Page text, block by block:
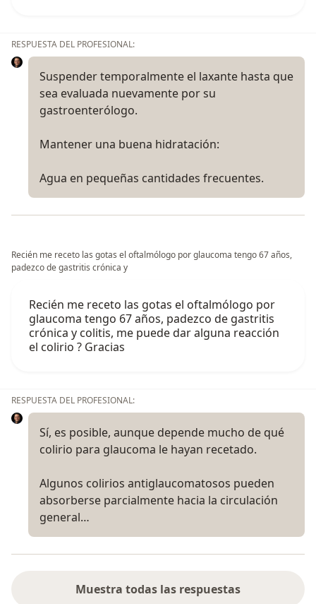
RESPUESTA DEL PROFESIONAL:
Suspender temporalmente el laxante hasta que
sea evaluada nuevamente por su
gastroenterólogo.
Mantener una buena hidratación:
Agua en pequeñas cantidades frecuentes.
Recién me receto las gotas el oftalmólogo por glaucoma tengo 67 años,
padezco de gastritis crónica y
Recién me receto las gotas el oftalmólogo por
glaucoma tengo 67 años, padezco de gastritis
crónica y colitis, me puede dar alguna reacción
el colirio ? Gracias
RESPUESTA DEL PROFESIONAL:
Sí, es posible, aunque depende mucho de qué
colirio para glaucoma le hayan recetado.
Algunos colirios antiglaucomatosos pueden
absorberse parcialmente hacia la circulación
general…
Muestra todas las respuestas